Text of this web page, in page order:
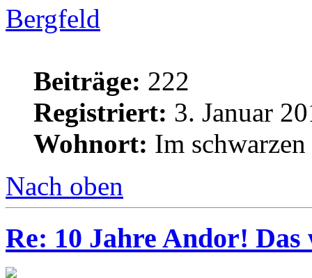
Bergfeld
Beiträge: 222
Registriert: 3. Januar
Wohnort: Im
Nach oben
Re: 10 Jahre Andor!